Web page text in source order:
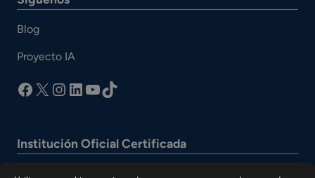
Blog
Proyecto IA
facebook
X Instagram
LinkedIn
YouTube
TikTok
Institución Oficial Certificada